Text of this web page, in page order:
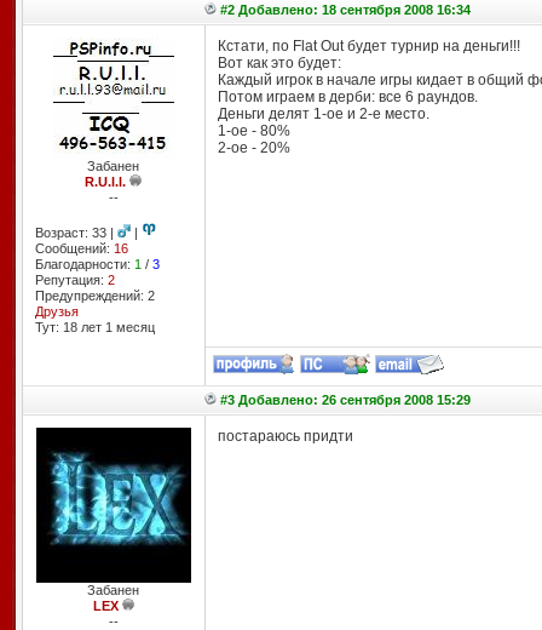
#2 Добавлено: 18 сентября 2008 16:34
Забанен
R.U.l.l.
--
Возраст: 33 |
|
Сообщений: 16
Благодарности: 1 / 3
Репутация: 2
Предупреждений: 2
Друзья
Тут: 18 лет 1 месяц
Кстати, по Flat Out будет турнир на деньги!!!
Вот как это будет:
Каждый игрок в начале игры кидает в общий
Потом играем в дерби: все 6 раундов.
Деньги делят 1-ое и 2-е место.
1-ое - 80%
2-ое - 20%
#3 Добавлено: 26 сентября 2008 15:29
Забанен
LEX
--
постараюсь придти